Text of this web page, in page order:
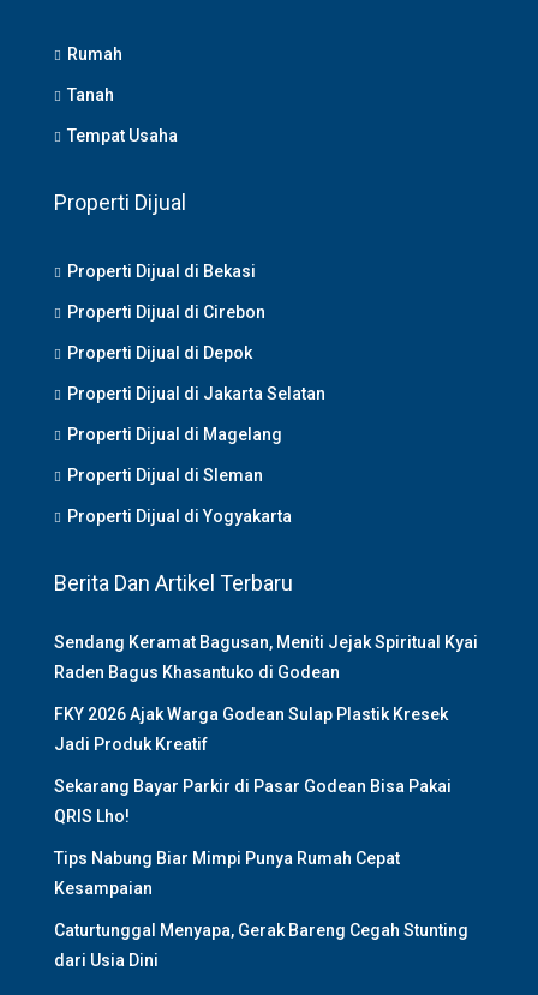
Rumah
Tanah
Tempat Usaha
Properti Dijual
Properti Dijual di Bekasi
Properti Dijual di Cirebon
Properti Dijual di Depok
Properti Dijual di Jakarta Selatan
Properti Dijual di Magelang
Properti Dijual di Sleman
Properti Dijual di Yogyakarta
Berita Dan Artikel Terbaru
Sendang Keramat Bagusan, Meniti Jejak Spiritual Kyai
Raden Bagus Khasantuko di Godean
FKY 2026 Ajak Warga Godean Sulap Plastik Kresek
Jadi Produk Kreatif
Sekarang Bayar Parkir di Pasar Godean Bisa Pakai
QRIS Lho!
Tips Nabung Biar Mimpi Punya Rumah Cepat
Kesampaian
Caturtunggal Menyapa, Gerak Bareng Cegah Stunting
dari Usia Dini